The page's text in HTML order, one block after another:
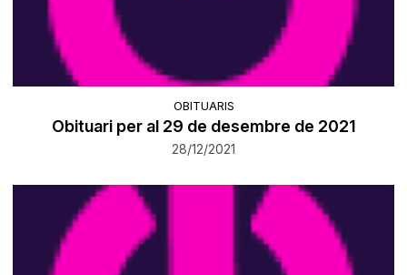
OBITUARIS
Obituari per al 29 de desembre de 2021
28/12/2021